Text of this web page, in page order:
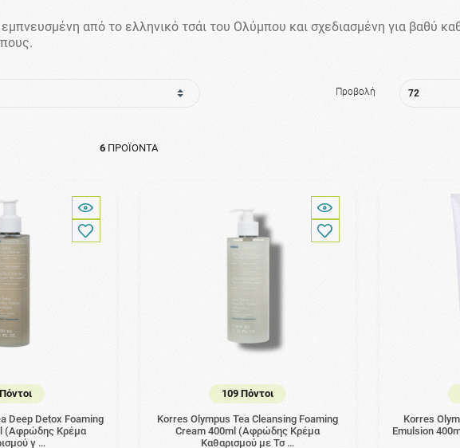
από το ελληνικό τσάι του Ολύμπου και σχεδιασμένη για βαθύ
Προβολή
6ΠΡΟΪΌΝΤΑ
Deep Detox Foaming
(Αφρώδης Κρέμα
γ …
109 Πόντοι
Korres Olympus Tea Cleansing Foaming
Cream 400ml (Αφρώδης Κρέμα
Καθαρισμού με Τσ …
Korres
Emulsion